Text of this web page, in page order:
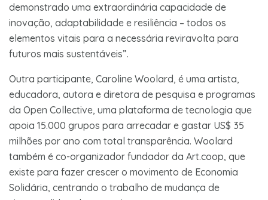
demonstrado uma extraordinária capacidade de
inovação, adaptabilidade e resiliência – todos os
elementos vitais para a necessária reviravolta para
futuros mais sustentáveis”.
Outra participante, Caroline Woolard, é uma artista,
educadora, autora e diretora de pesquisa e programas
da Open Collective, uma plataforma de tecnologia que
apoia 15.000 grupos para arrecadar e gastar US$ 35
milhões por ano com total transparência. Woolard
também é co-organizador fundador da Art.coop, que
existe para fazer crescer o movimento de Economia
Solidária, centrando o trabalho de mudança de